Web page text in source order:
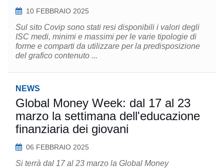
10 FEBBRAIO 2025
Sul sito Covip sono stati resi disponibili i valori degli
ISC medi, minimi e massimi per le varie tipologie di
forme e comparti da utilizzare per la predisposizione
del grafico contenuto ...
NEWS
Global Money Week: dal 17 al 23
marzo la settimana dell'educazione
finanziaria dei giovani
06 FEBBRAIO 2025
Si terrà dal 17 al 23 marzo la Global Money